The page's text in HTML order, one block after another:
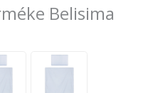
Belisima